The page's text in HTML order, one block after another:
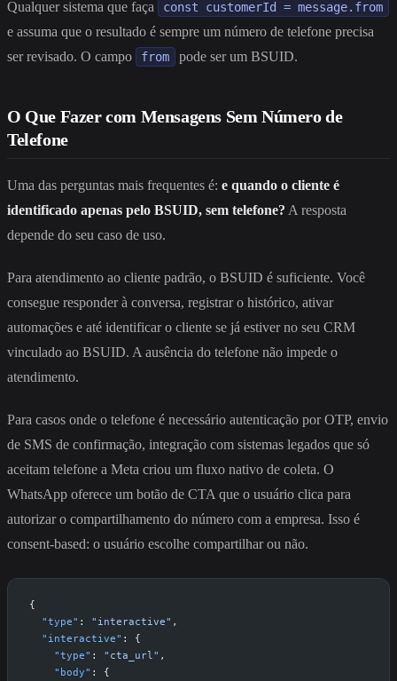
Qualquer sistema que faça const customerId = message.from
e assuma que o resultado é sempre um número de telefone precisa
ser revisado. O campo
from pode ser um BSUID.
O Que Fazer com Mensagens Sem Número de
Telefone
Uma das perguntas mais frequentes é: e quando o cliente é
identificado apenas pelo BSUID, sem telefone? A resposta
depende do seu caso de uso.
Para atendimento ao cliente padrão, o BSUID é suficiente. Você
consegue responder à conversa, registrar o histórico, ativar
automações e até identificar o cliente se já estiver no seu CRM
vinculado ao BSUID. A ausência do telefone não impede o
atendimento.
Para casos onde o telefone é necessário autenticação por OTP, envio
de SMS de confirmação, integração com sistemas legados que só
aceitam telefone a Meta criou um fluxo nativo de coleta. O
WhatsApp oferece um botão de CTA que o usuário clica para
autorizar o compartilhamento do número com a empresa. Isso é
consent-based: o usuário escolhe compartilhar ou não.
{
  "type"
: "interactive" ,
  "interactive"
: {
    "type"
: "cta_url" ,
    "body"
: {